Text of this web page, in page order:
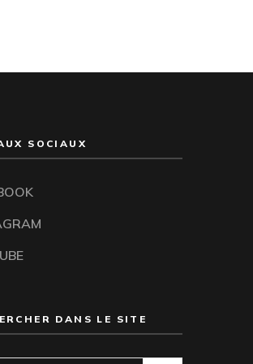
SOCIAUX
DANS LE SITE